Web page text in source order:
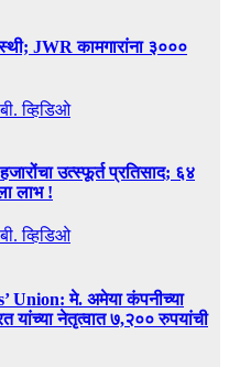
JWR कामगारांना ३०००
व्हिडिओ
उत्स्फूर्त प्रतिसाद; ६४
लाभ !
व्हिडिओ
मे. अमेया कंपनीच्या
यांच्या नेतृत्वात ७,२०० रुपयांची